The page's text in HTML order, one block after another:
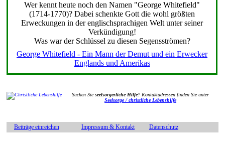
Wer kennt heute noch den Namen "George Whitefield"
(1714-1770)? Dabei schenkte Gott die wohl größten
Erweckungen in der englischsprachigen Welt unter seiner
Verkündigung!
Was war der Schlüssel zu diesen Segensströmen?
George Whitefield - Ein Mann der Demut und ein Erwecker
Englands und Amerikas
Suchen Sieseelsorgerliche Hilfe? Kontaktadressen finden Sie unter
Seelsorge / christliche Lebenshilfe
Beiträge einreichen Impressum & Kontakt Datenschutz